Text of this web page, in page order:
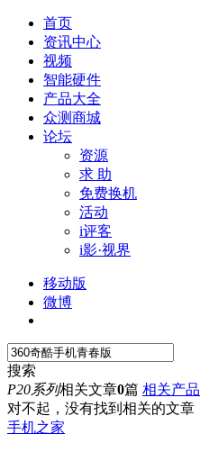
首页
资讯中心
视频
智能硬件
产品大全
众测商城
论坛
资源
求 助
免费换机
活动
i评客
i影·视界
移动版
微博
搜索
P20系列相关文章0篇 相关产品
对不起，没有找到相关的文章
手机之家